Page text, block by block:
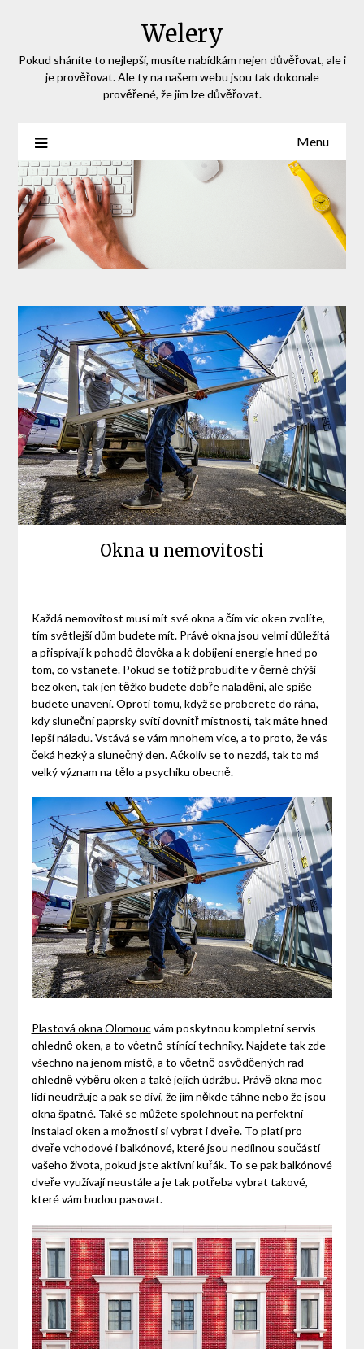
Welery
Pokud sháníte to nejlepší, musíte nabídkám nejen důvěřovat, ale i
je prověřovat. Ale ty na našem webu jsou tak dokonale
prověřené, že jim lze důvěřovat.
Menu
Okna u nemovitosti
Každá nemovitost musí mít své okna a čím víc oken zvolíte,
tím světlejší dům budete mít. Právě okna jsou velmi důležitá
a přispívají k pohodě člověka a k dobíjení energie hned po
tom, co vstanete. Pokud se totiž probudíte v černé chýši
bez oken, tak jen těžko budete dobře naladění, ale spíše
budete unavení. Oproti tomu, když se proberete do rána,
kdy sluneční paprsky svítí dovnitř místnosti, tak máte hned
lepší náladu. Vstává se vám mnohem více, a to proto, že vás
čeká hezký a slunečný den. Ačkoliv se to nezdá, tak to má
velký význam na tělo a psychiku obecně.
Plastová okna Olomoucvám poskytnou kompletní servis
ohledně oken, a to včetně stínící techniky. Najdete tak zde
všechno na jenom místě, a to včetně osvědčených rad
ohledně výběru oken a také jejich údržbu. Právě okna moc
lidí neudržuje a pak se diví, že jim někde táhne nebo že jsou
okna špatné. Také se můžete spolehnout na perfektní
instalaci oken a možnosti si vybrat i dveře. To platí pro
dveře vchodové i balkónové, které jsou nedílnou součástí
vašeho života, pokud jste aktivní kuřák. To se pak balkónové
dveře využívají neustále a je tak potřeba vybrat takové,
které vám budou pasovat.